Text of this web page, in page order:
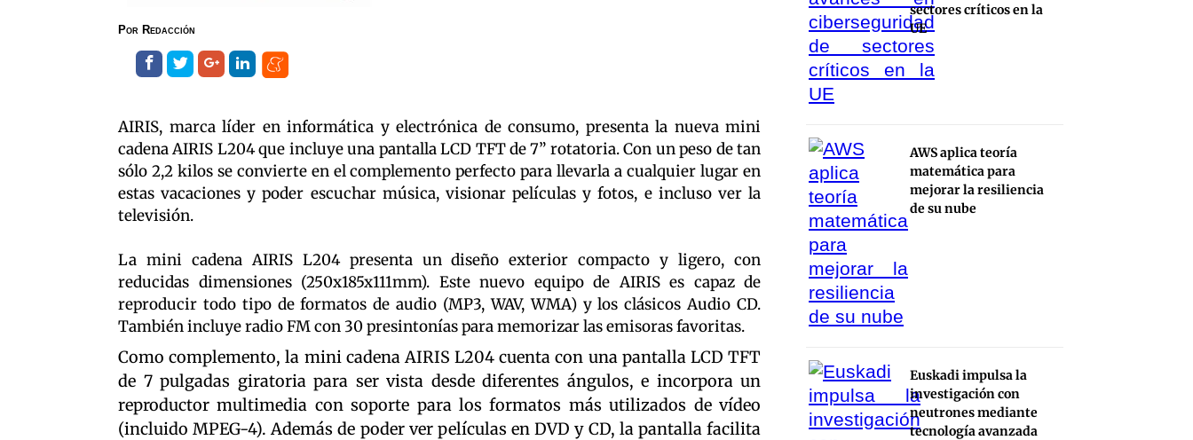
Por Redacción
AIRIS, marca líder en informática y electrónica de consumo, presenta la nueva mini
cadena AIRIS L204 que incluye una pantalla LCD TFT de 7” rotatoria. Con un peso de tan
sólo 2,2 kilos se convierte en el complemento perfecto para llevarla a cualquier lugar en
estas vacaciones y poder escuchar música, visionar películas y fotos, e incluso ver la
televisión.
La mini cadena AIRIS L204 presenta un diseño exterior compacto y ligero, con
reducidas dimensiones (250x185x111mm). Este nuevo equipo de AIRIS es capaz de
reproducir todo tipo de formatos de audio (MP3, WAV, WMA) y los clásicos Audio CD.
También incluye radio FM con 30 presintonías para memorizar las emisoras favoritas.
Como complemento, la mini cadena AIRIS L204 cuenta con una pantalla LCD TFT
de 7 pulgadas giratoria para ser vista desde diferentes ángulos, e incorpora un
reproductor multimedia con soporte para los formatos más utilizados de vídeo
(incluido MPEG-4). Además de poder ver películas en DVD y CD, la pantalla facilita
sectores críticos en la
UE
AWS aplica teoría
matemática para
mejorar la resiliencia
de su nube
Euskadi impulsa la
investigación con
neutrones mediante
tecnología avanzada